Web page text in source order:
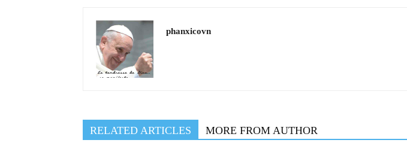
phanxicovn
RELATED ARTICLES MORE FROM AUTHOR